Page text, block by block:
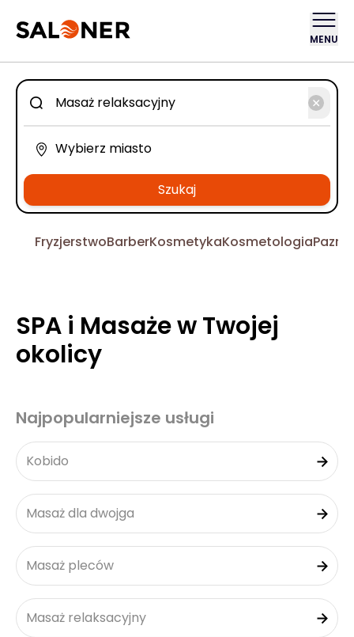
MENU
Szukaj
FryzjerstwoBarberKosmetykaKosmetologia
SPA i Masaże w Twojej
okolicy
Najpopularniejsze usługi
Kobido
Masaż dla dwojga
Masaż pleców
Masaż relaksacyjny